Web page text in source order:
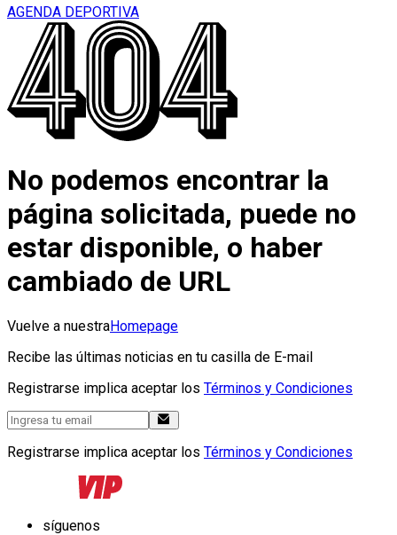
AGENDA DEPORTIVA
No podemos encontrar la
página solicitada, puede no
estar disponible, o haber
cambiado de URL
Vuelve a nuestraHomepage
Recibe las últimas noticias en tu casilla de E-mail
Registrarse implica aceptar los Términos y Condiciones
Registrarse implica aceptar los Términos y Condiciones
síguenos